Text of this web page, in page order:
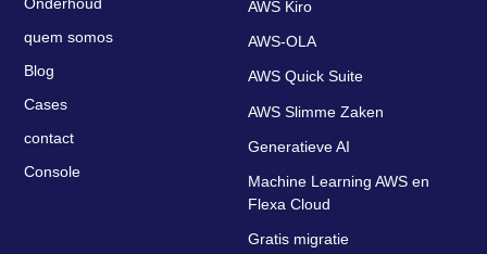
quem somos
Blog
Cases
contact
Console
AWS Kiro
AWS-OLA
AWS Quick Suite
AWS Slimme Zaken
Generatieve AI
Machine Learning AWS en
Flexa Cloud
Gratis migratie